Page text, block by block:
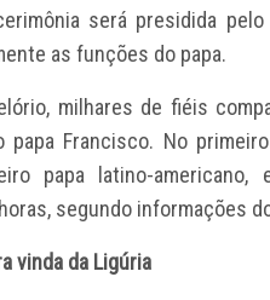
será presidida
as funções do papa.
milhares de fiéis
papa Francisco. No
papa latino-
segundo informações
vinda da Ligúria